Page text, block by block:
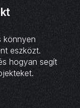
könnyen
eszközt.
hogyan segít